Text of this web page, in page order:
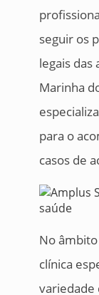
seguir os
legais das
Marinha
para o
casos de
No
clínica
variedade